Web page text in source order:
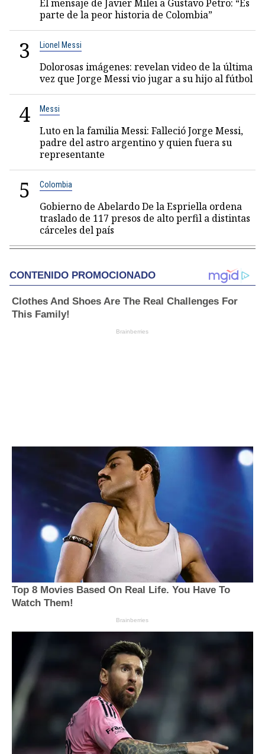
El mensaje de Javier Milei a Gustavo Petro: “Es
parte de la peor historia de Colombia”
3 Lionel Messi
Dolorosas imágenes: revelan video de la última
vez que Jorge Messi vio jugar a su hijo al fútbol
4 Messi
Luto en la familia Messi: Falleció Jorge Messi,
padre del astro argentino y quien fuera su
representante
5 Colombia
Gobierno de Abelardo De la Espriella ordena
traslado de 117 presos de alto perfil a distintas
cárceles del país